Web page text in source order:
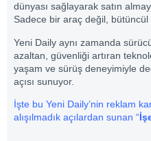
dünyası sağlayarak satın
Sadece bir araç değil, bütüncül
Yeni Daily aynı zamanda
azaltan, güvenliği artıran
yaşam ve sürüş deneyimiyle
açısı sunuyor.
İşte bu Yeni Daily’nin reklam
alışılmadık açılardan sunan “